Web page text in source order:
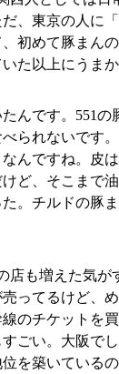
、東京の人に
初めて豚まん
た以上にうまか
んです。551の
られないです
んですね。皮
ど、そこまで
。チルドの豚
店も増えた気が
ってるけど、
のチケットを買
ごい。大阪で
を築いている